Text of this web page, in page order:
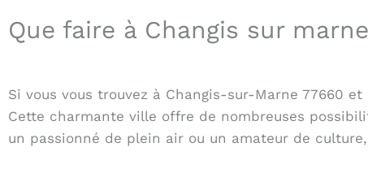
Que faire à Changis sur
Si vous vous trouvez à Changis-sur-Marne 77660
Cette charmante ville offre de nombreuses
un passionné de plein air ou un amateur de